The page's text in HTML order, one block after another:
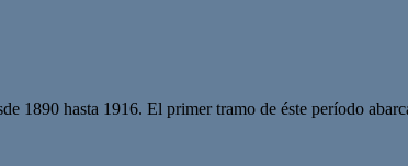
1890 hasta 1916. El primer tramo de éste período